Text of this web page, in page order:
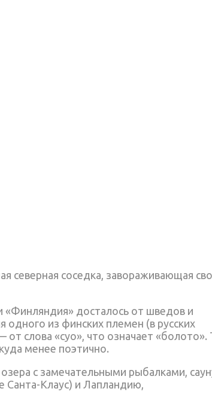
северная соседка, завораживающая
досталось от шведов и
из финских племен (в русских
слова «суо», что означает «болото».
менее поэтично.
с замечательными рыбалками,
Клаус) и Лапландию,